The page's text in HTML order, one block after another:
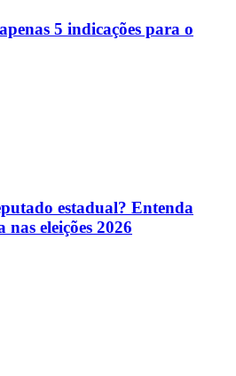
5 indicações para o
estadual? Entenda
eleições 2026